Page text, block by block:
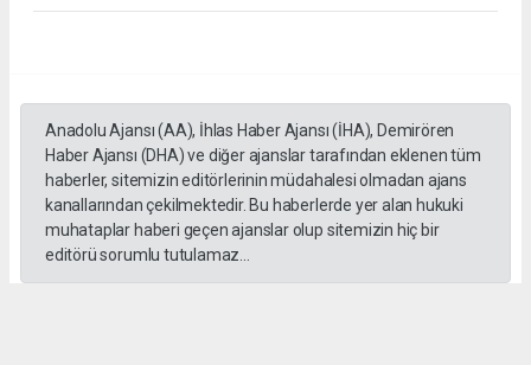
Anadolu Ajansı (AA), İhlas Haber Ajansı (İHA), Demirören
Haber Ajansı (DHA) ve diğer ajanslar tarafından eklenen tüm
haberler, sitemizin editörlerinin müdahalesi olmadan ajans
kanallarından çekilmektedir. Bu haberlerde yer alan hukuki
muhataplar haberi geçen ajanslar olup sitemizin hiç bir
editörü sorumlu tutulamaz...